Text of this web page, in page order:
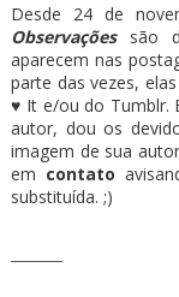
Desde 24 de
Observaçõessão
aparecem nas
parte das vezes,
♥ It e/ou do Tumblr.
autor, dou os
imagem de sua
em contato
substituída. ;)